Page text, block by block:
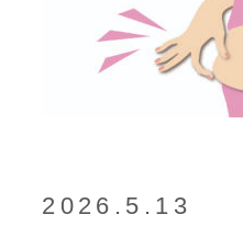
2026.5.13